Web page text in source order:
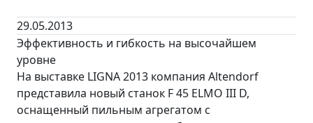
29.05.2013
Эффективность и гибкость на высочайшем
уровне
На выставке LIGNA 2013 компания Altendorf
представила новый станок F 45 ELMO III D,
оснащенный пильным агрегатом с